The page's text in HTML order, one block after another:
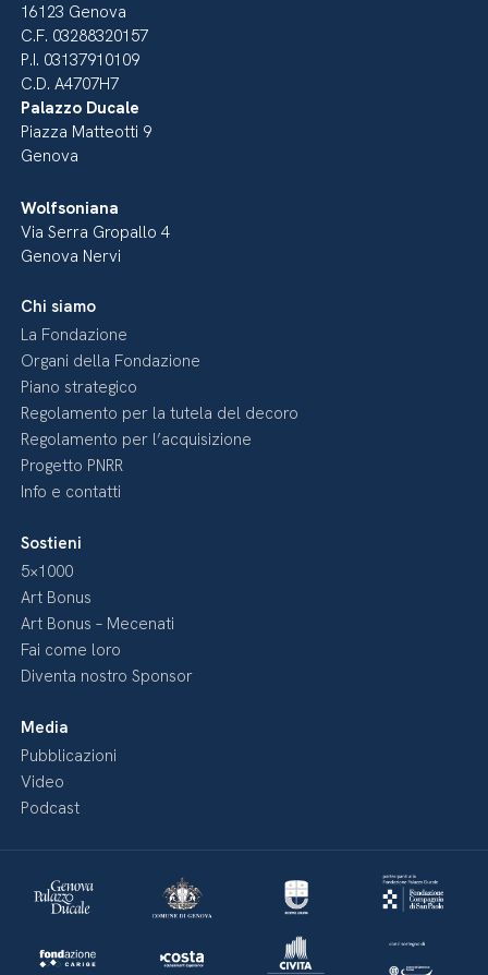
16123 Genova
C.F. 03288320157
P.I. 03137910109
C.D. A4707H7
Palazzo Ducale
Piazza Matteotti 9
Genova
Wolfsoniana
Via Serra Gropallo 4
Genova Nervi
Chi siamo
La Fondazione
Organi della Fondazione
Piano strategico
Regolamento per la tutela del decoro
Regolamento per l’acquisizione
Progetto PNRR
Info e contatti
Sostieni
5×1000
Art Bonus
Art Bonus – Mecenati
Fai come loro
Diventa nostro Sponsor
Media
Pubblicazioni
Video
Podcast